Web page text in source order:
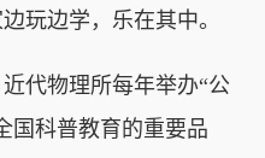
玩边学，乐在其中。
代物理所每年举办“公
国科普教育的重要品